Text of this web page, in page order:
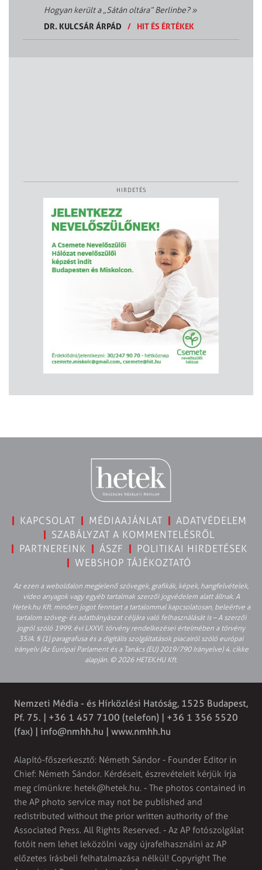
Hogyan került a „Sátán oltára” Berlinbe?»
DR. KULCSÁR ÁRPÁD
/ HIT ÉS ÉRTÉKEK
HIRDETÉS
KAPCSOLAT MÉDIAAJÁNLAT
ADATVÉDELEM
SZABÁLYZAT A KOMMENTELÉSRŐL
PARTNEREINK
ÁSZF
POLITIKAI HIRDETÉSEK
WEBSHOP TÁJÉKOZTATÓ
Az ezen a weboldalon megjelenő szövegek, grafikák, képek, hangfelvételek,
video anyagok vagy egyéb tartalmak szerzői jogvédelem alatt állnak. A
Hetek.hu Kft. minden jogot fenntart a tartalommal kapcsolatosan, beleértve a
tartalom szöveg- és adatbányászat céljára való felhasználását is – A szerzői
jogról szóló 1999. évi LXXVI. törvény rendelkezései értelmében a törvény
35/A. § (1) paragrafusa és a digitális szolgáltatások piacairól szóló európai
irányelv (Az Európai Parlament és a Tanács (EU) 2019/790 Irányelve) 4. cikke
alapján. © 2026 HETEK.HU Kft.
Nemzeti Média - és Hírközlési Hatóság, 1525 Budapest,
Pf. 75. | +36 1 457 7100 (telefon) | +36 1 356 5520
(fax) | info@nmhh.hu | www.nmhh.hu
Alapító-főszerkesztő: Németh Sándor - Founder Editor in
Chief: Németh Sándor. Kérdéseit, észrevételeit kérjük írja
meg címünkre: hetek@hetek.hu. - The photos contained in
the AP photo service may not be published and
redistributed without the prior written authority of the
Associated Press. All Rights Reserved. - Az AP fotószolgálat
fotóit nem lehet leközölni vagy újrafelhasználni az AP
előzetes írásbeli felhatalmazása nélkül! Copyright The